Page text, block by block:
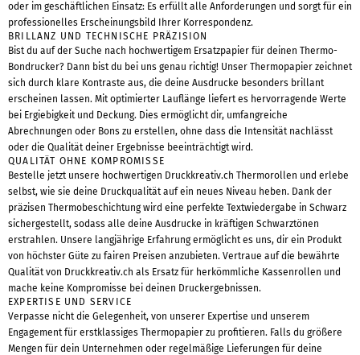
oder im geschäftlichen Einsatz: Es erfüllt alle Anforderungen und sorgt für ein
professionelles Erscheinungsbild Ihrer Korrespondenz.
BRILLANZ UND TECHNISCHE PRÄZISION
Bist du auf der Suche nach hochwertigem Ersatzpapier für deinen Thermo-
Bondrucker? Dann bist du bei uns genau richtig! Unser Thermopapier zeichnet
sich durch klare Kontraste aus, die deine Ausdrucke besonders brillant
erscheinen lassen. Mit optimierter Lauflänge liefert es hervorragende Werte
bei Ergiebigkeit und Deckung. Dies ermöglicht dir, umfangreiche
Abrechnungen oder Bons zu erstellen, ohne dass die Intensität nachlässt
oder die Qualität deiner Ergebnisse beeinträchtigt wird.
QUALITÄT OHNE KOMPROMISSE
Bestelle jetzt unsere hochwertigen Druckkreativ.ch Thermorollen und erlebe
selbst, wie sie deine Druckqualität auf ein neues Niveau heben. Dank der
präzisen Thermobeschichtung wird eine perfekte Textwiedergabe in Schwarz
sichergestellt, sodass alle deine Ausdrucke in kräftigen Schwarztönen
erstrahlen. Unsere langjährige Erfahrung ermöglicht es uns, dir ein Produkt
von höchster Güte zu fairen Preisen anzubieten. Vertraue auf die bewährte
Qualität von Druckkreativ.ch als Ersatz für herkömmliche Kassenrollen und
mache keine Kompromisse bei deinen Druckergebnissen.
EXPERTISE UND SERVICE
Verpasse nicht die Gelegenheit, von unserer Expertise und unserem
Engagement für erstklassiges Thermopapier zu profitieren. Falls du größere
Mengen für dein Unternehmen oder regelmäßige Lieferungen für deine